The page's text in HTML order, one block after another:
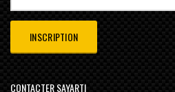
CONTACTER SAYARTI